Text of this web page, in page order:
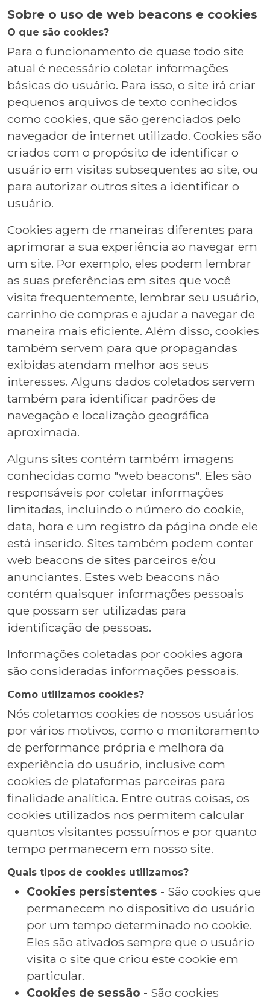
Sobre o uso de web beacons e cookies
O que são cookies?
Para o funcionamento de quase todo site
atual é necessário coletar informações
básicas do usuário. Para isso, o site irá criar
pequenos arquivos de texto conhecidos
como cookies, que são gerenciados pelo
navegador de internet utilizado. Cookies são
criados com o propósito de identificar o
usuário em visitas subsequentes ao site, ou
para autorizar outros sites a identificar o
usuário.
Cookies agem de maneiras diferentes para
aprimorar a sua experiência ao navegar em
um site. Por exemplo, eles podem lembrar
as suas preferências em sites que você
visita frequentemente, lembrar seu usuário,
carrinho de compras e ajudar a navegar de
maneira mais eficiente. Além disso, cookies
também servem para que propagandas
exibidas atendam melhor aos seus
interesses. Alguns dados coletados servem
também para identificar padrões de
navegação e localização geográfica
aproximada.
Alguns sites contém também imagens
conhecidas como "web beacons". Eles são
responsáveis por coletar informações
limitadas, incluindo o número do cookie,
data, hora e um registro da página onde ele
está inserido. Sites também podem conter
web beacons de sites parceiros e/ou
anunciantes. Estes web beacons não
contém quaisquer informações pessoais
que possam ser utilizadas para
identificação de pessoas.
Informações coletadas por cookies agora
são consideradas informações pessoais.
Como utilizamos cookies?
Nós coletamos cookies de nossos usuários
por vários motivos, como o monitoramento
de performance própria e melhora da
experiência do usuário, inclusive com
cookies de plataformas parceiras para
finalidade analítica. Entre outras coisas, os
cookies utilizados nos permitem calcular
quantos visitantes possuímos e por quanto
tempo permanecem em nosso site.
Quais tipos de cookies utilizamos?
Cookies persistentes - São cookies que
permanecem no dispositivo do usuário
por um tempo determinado no cookie.
Eles são ativados sempre que o usuário
visita o site que criou este cookie em
particular.
Cookies de sessão - São cookies